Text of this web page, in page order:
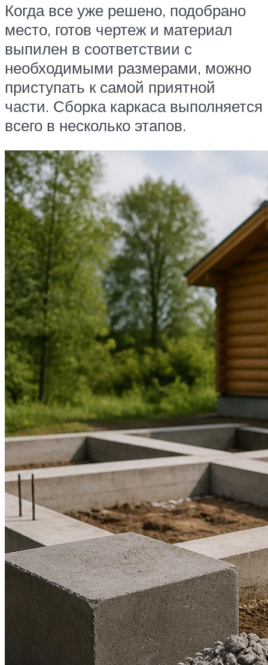
Когда все уже решено, подобрано
место, готов чертеж и материал
выпилен в соответствии с
необходимыми размерами, можно
приступать к самой приятной
части. Сборка каркаса выполняется
всего в несколько этапов.